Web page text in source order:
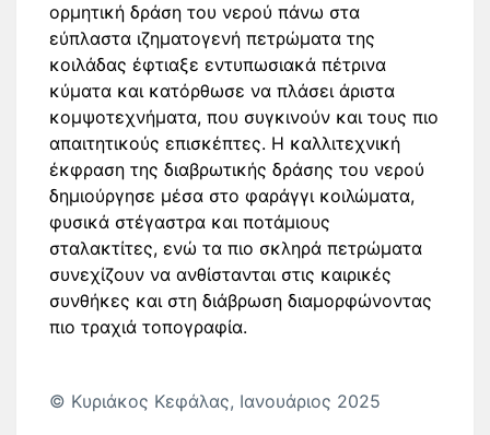
ορμητική δράση του νερού πάνω στα
εύπλαστα ιζηματογενή πετρώματα της
κοιλάδας έφτιαξε εντυπωσιακά πέτρινα
κύματα και κατόρθωσε να πλάσει άριστα
κομψοτεχνήματα, που συγκινούν και τους πιο
απαιτητικούς επισκέπτες. Η καλλιτεχνική
έκφραση της διαβρωτικής δράσης του νερού
δημιούργησε μέσα στο φαράγγι κοιλώματα,
φυσικά στέγαστρα και ποτάμιους
σταλακτίτες, ενώ τα πιο σκληρά πετρώματα
συνεχίζουν να ανθίστανται στις καιρικές
συνθήκες και στη διάβρωση διαμορφώνοντας
πιο τραχιά τοπογραφία.
© Κυριάκος Κεφάλας, Ιανουάριος 2025